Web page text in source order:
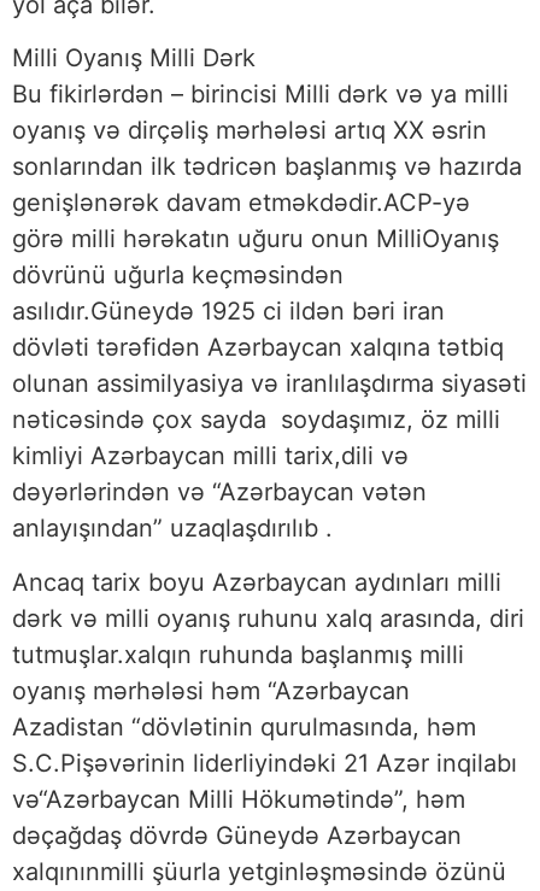
Milli Oyanış Milli Dərk
Bu fikirlərdən – birincisi Milli dərk və ya milli
oyanış və dirçəliş mərhələsi artıq XX əsrin
sonlarından ilk tədricən başlanmış və hazırda
genişlənərək davam etməkdədir.ACP-yə
görə milli hərəkatın uğuru onun MilliOyanış
dövrünü uğurla keçməsindən
asılıdır.Güneydə 1925 ci ildən bəri iran
dövləti tərəfidən Azərbaycan xalqına tətbiq
olunan assimilyasiya və iranlılaşdırma siyasəti
nəticəsində çox sayda soydaşımız, öz milli
kimliyi Azərbaycan milli tarix,dili və
dəyərlərindən və “Azərbaycan vətən
anlayışından” uzaqlaşdırılıb .
Ancaq tarix boyu Azərbaycan aydınları milli
dərk və milli oyanış ruhunu xalq arasında, diri
tutmuşlar.xalqın ruhunda başlanmış milli
oyanış mərhələsi həm “Azərbaycan
Azadistan “dövlətinin qurulmasında, həm
S.C.Pişəvərinin liderliyindəki 21 Azər inqilabı
və“Azərbaycan Milli Hökumətində”, həm
dəçağdaş dövrdə Güneydə Azərbaycan
xalqınınmilli şüurla yetginləşməsində özünü